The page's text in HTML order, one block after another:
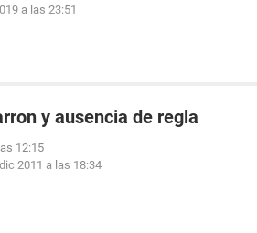
a las 23:51
y ausencia de regla
12:15
2011 a las 18:34